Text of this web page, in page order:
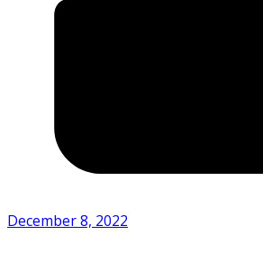
December 8, 2022